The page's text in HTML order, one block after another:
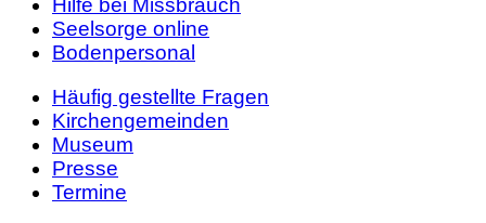
Hilfe bei Missbrauch
Seelsorge online
Bodenpersonal
Häufig gestellte Fragen
Kirchengemeinden
Museum
Presse
Termine